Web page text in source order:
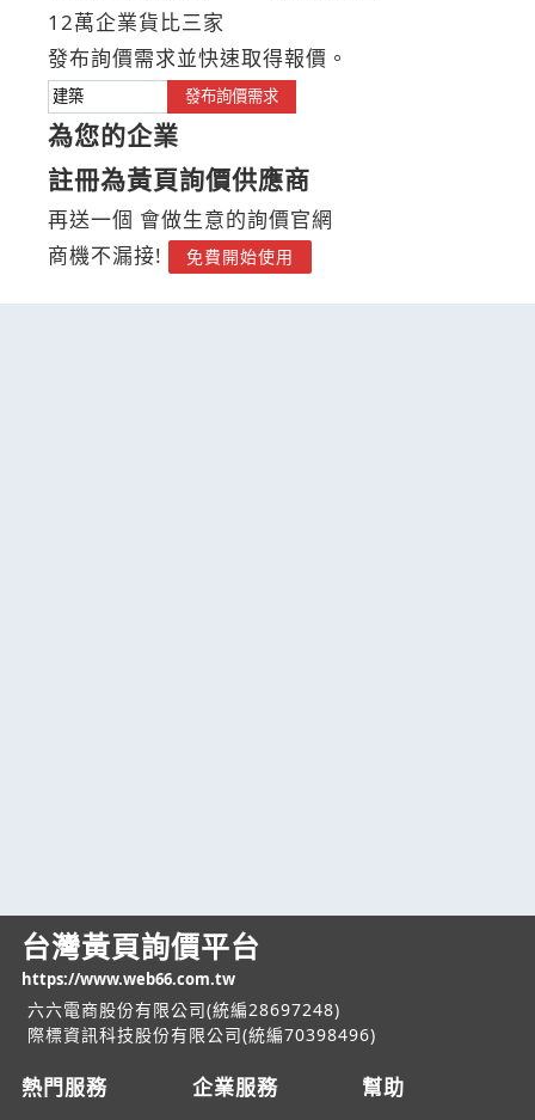
12萬企業貨比三家
發布詢價需求並快速取得報價。
發布詢價需求
為您的企業
註冊為黃頁詢價供應商
再送一個 會做生意的詢價官網
商機不漏接!
免費開始使用
台灣黃頁詢價平台
https://www.web66.com.tw
六六電商股份有限公司(統編28697248)
際標資訊科技股份有限公司(統編70398496)
熱門服務 企業服務 幫助